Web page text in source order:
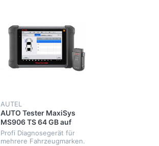
AUTEL
AUTO Tester MaxiSys
MS906 TS 64 GB auf
Deutsch
Profi Diagnosegerät für
mehrere Fahrzeugmarken.